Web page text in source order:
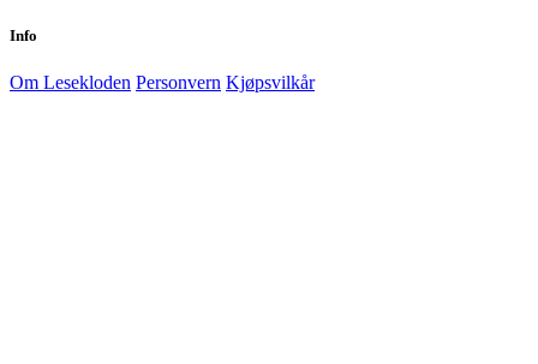
Info
Om Lesekloden Personvern Kjøpsvilkår